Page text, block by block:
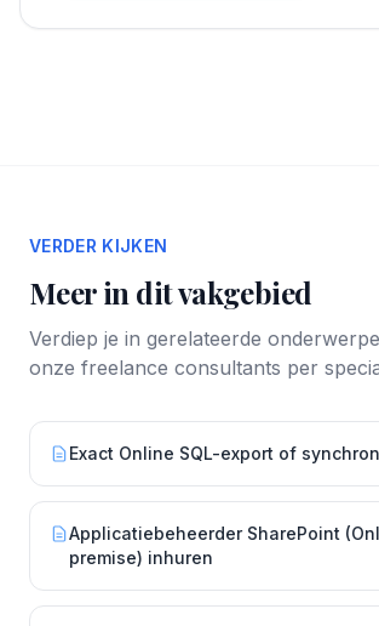
VERDER KIJKEN
Meer in dit vakgebied
Verdiep je in gerelateerde
onze freelance consultants per
Exact Online SQL-export of
Applicatiebeheerder SharePoint
premise) inhuren